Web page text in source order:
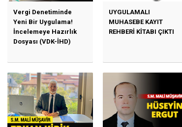
Vergi Denetiminde
Yeni Bir Uygulama!
İncelemeye Hazırlık
Dosyası (VDK-İHD)
UYGULAMALI
MUHASEBE KAYIT
REHBERİ KİTABI ÇIKTI